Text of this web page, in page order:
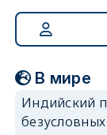
В мире
Индийский